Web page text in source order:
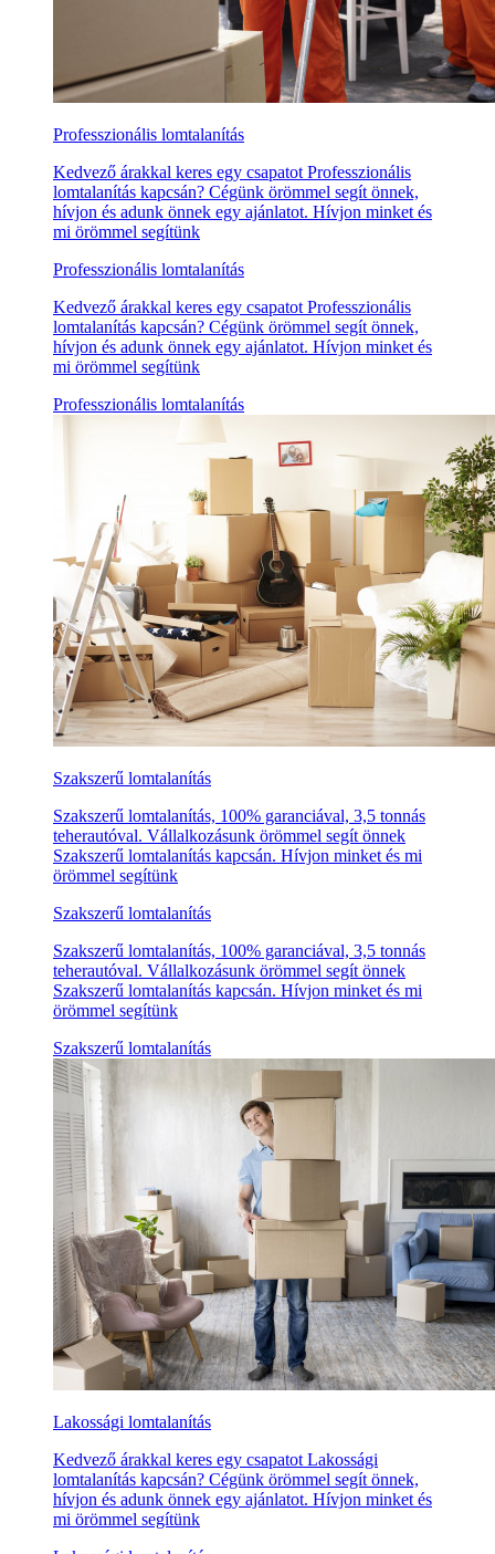
Professzionális lomtalanítás
Kedvező árakkal keres egy csapatot Professzionális
lomtalanítás kapcsán? Cégünk örömmel segít önnek,
hívjon és adunk önnek egy ajánlatot. Hívjon minket és
mi örömmel segítünk
Professzionális lomtalanítás
Kedvező árakkal keres egy csapatot Professzionális
lomtalanítás kapcsán? Cégünk örömmel segít önnek,
hívjon és adunk önnek egy ajánlatot. Hívjon minket és
mi örömmel segítünk
Professzionális lomtalanítás
Szakszerű lomtalanítás
Szakszerű lomtalanítás, 100% garanciával, 3,5 tonnás
teherautóval. Vállalkozásunk örömmel segít önnek
Szakszerű lomtalanítás kapcsán. Hívjon minket és mi
örömmel segítünk
Szakszerű lomtalanítás
Szakszerű lomtalanítás, 100% garanciával, 3,5 tonnás
teherautóval. Vállalkozásunk örömmel segít önnek
Szakszerű lomtalanítás kapcsán. Hívjon minket és mi
örömmel segítünk
Szakszerű lomtalanítás
Lakossági lomtalanítás
Kedvező árakkal keres egy csapatot Lakossági
lomtalanítás kapcsán? Cégünk örömmel segít önnek,
hívjon és adunk önnek egy ajánlatot. Hívjon minket és
mi örömmel segítünk